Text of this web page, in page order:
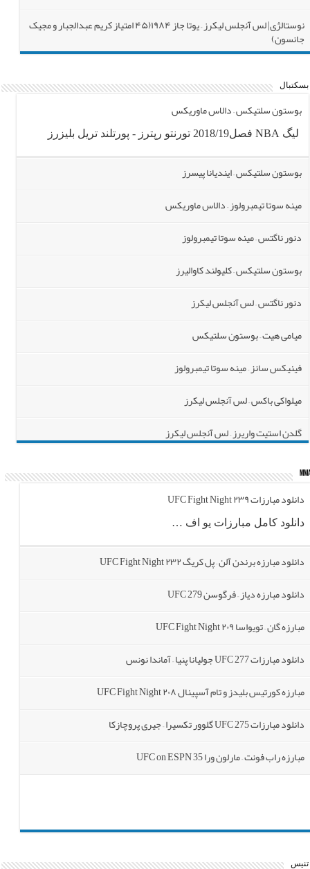
نوستالژی| لس آنجلس لیکرز – یوتا جاز ۱۹۸۴(۴۵ امتیاز کریم عبدالجبار و مجیک
جانسون)
نوستالژی| بازی منچستریونایتد افسانه ای – لیورپول فینال FA Cup 1996
نوستالژی| بازی بارسلونا ۵-۰ رئال مادرید ۱۹۹۳/۴
بسکتبال
بوستون سلتیکس – دالاس ماوریکس
لیگ NBA فصل2018/19 تورنتو رپترز - پورتلند تریل بلیزرز
بوستون سلتیکس – ایندیانا پیسرز
مینه سوتا تیمبرولوز – دالاس ماوریکس
دنور ناگتس – مینه سوتا تیمبرولوز
بوستون سلتیکس – کلیولند کاوالیرز
دنور ناگتس – لس آنجلس لیکرز
میامی هیت – بوستون سلتیکس
فینیکس سانز – مینه سوتا تیمبرولوز
میلواکی باکس – لس آنجلس لیکرز
گلدن استیت واریرز – لس آنجلس لیکرز
دانلود مبارزات ۲۳۹ UFC Fight Night
دانلود کامل مبارزات یو اف …
دانلود مبارزه برندن آلن – پل کریگ ۲۳۲ UFC Fight Night
دانلود مبارزه دیاز – فرگوسن UFC 279
مبارزه گان – تویواسا ۲۰۹ UFC Fight Night
دانلود مبارزات UFC 277 جولیانا پنیا – آماندا نونس
مبارزه کورتیس بلیدز و تام آسپینال ۲۰۸ UFC Fight Night
دانلود مبارزات UFC 275 گلوور تکسیرا – جیری پروچازکا
مبارزه راب فونت – مارلون ورا UFC on ESPN 35
تنیس